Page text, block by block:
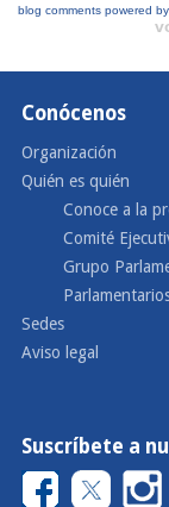
blog comments powered by
Conócenos
Organización
Quién es quién
Conoce a la
Comité
Grupo
Sedes
Aviso legal
Suscríbete a